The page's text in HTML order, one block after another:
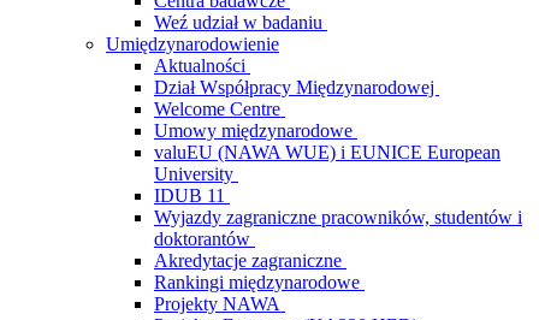
Weź udział w badaniu
Umiędzynarodowienie
Aktualności
Dział Współpracy Międzynarodowej
Welcome Centre
Umowy międzynarodowe
valuEU (NAWA WUE) i EUNICE European
University
IDUB 11
Wyjazdy zagraniczne pracowników, studentów i
doktorantów
Akredytacje zagraniczne
Rankingi międzynarodowe
Projekty NAWA